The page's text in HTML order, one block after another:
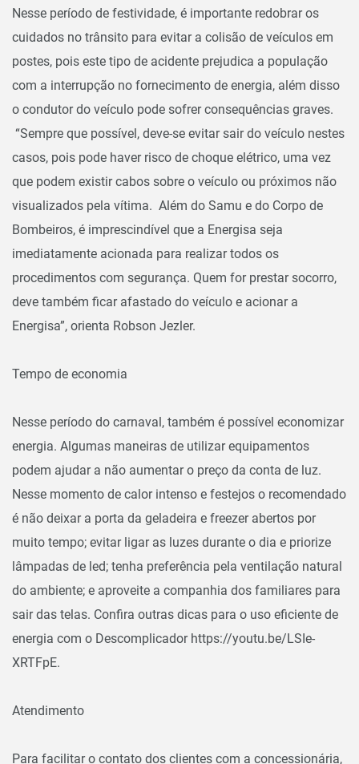
Nesse período de festividade, é importante redobrar os
cuidados no trânsito para evitar a colisão de veículos em
postes, pois este tipo de acidente prejudica a população
com a interrupção no fornecimento de energia, além disso
o condutor do veículo pode sofrer consequências graves.
“Sempre que possível, deve-se evitar sair do veículo nestes
casos, pois pode haver risco de choque elétrico, uma vez
que podem existir cabos sobre o veículo ou próximos não
visualizados pela vítima. Além do Samu e do Corpo de
Bombeiros, é imprescindível que a Energisa seja
imediatamente acionada para realizar todos os
procedimentos com segurança. Quem for prestar socorro,
deve também ficar afastado do veículo e acionar a
Energisa”, orienta Robson Jezler.
Tempo de economia
Nesse período do carnaval, também é possível economizar
energia. Algumas maneiras de utilizar equipamentos
podem ajudar a não aumentar o preço da conta de luz.
Nesse momento de calor intenso e festejos o recomendado
é não deixar a porta da geladeira e freezer abertos por
muito tempo; evitar ligar as luzes durante o dia e priorize
lâmpadas de led; tenha preferência pela ventilação natural
do ambiente; e aproveite a companhia dos familiares para
sair das telas. Confira outras dicas para o uso eficiente de
energia com o Descomplicador https://youtu.be/LSIe-
XRTFpE.
Atendimento
Para facilitar o contato dos clientes com a concessionária,